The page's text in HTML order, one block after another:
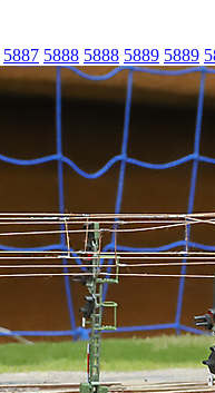
5887 5888 5888 5889 5889